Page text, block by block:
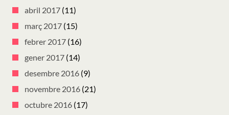
abril 2017 (11)
març 2017 (15)
febrer 2017 (16)
gener 2017 (14)
desembre 2016 (9)
novembre 2016 (21)
octubre 2016 (17)